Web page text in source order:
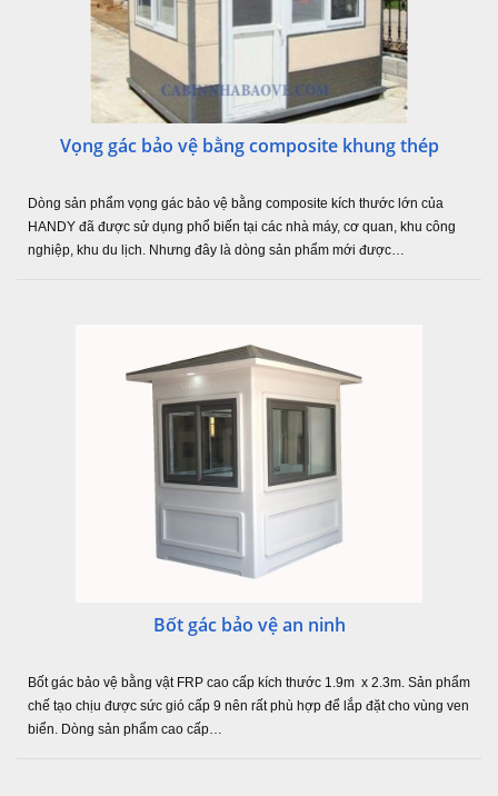
Vọng gác bảo vệ bằng composite khung thép
Dòng sản phẩm vọng gác bảo vệ bằng composite kích thước lớn của
HANDY đã được sử dụng phổ biến tại các nhà máy, cơ quan, khu công
nghiệp, khu du lịch. Nhưng đây là dòng sản phẩm mới được…
Bốt gác bảo vệ an ninh
Bốt gác bảo vệ bằng vật FRP cao cấp kích thước 1.9m x 2.3m. Sản phẩm
chế tạo chịu được sức gió cấp 9 nên rất phù hợp để lắp đặt cho vùng ven
biển. Dòng sản phẩm cao cấp…